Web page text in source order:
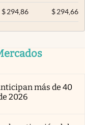
$294,86 $294,66
más de 40
2026